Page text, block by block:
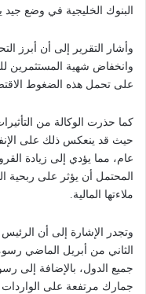
البنوك الخليجية في وضع جيد
وأشار التقرير إلى أن أبرز
وانخفاض شهية المستثمرين
على تحمل هذه الضغوط
كما حذرت الوكالة من
حيث قد ينعكس ذلك على
عام، مما يؤدي إلى زيادة
المحتمل أن يؤثر على ربحية
ملاءتها المالية.
وتجدر الإشارة إلى أن
جميع الدول، بالإضافة إلى
جمارك مرتفعة على